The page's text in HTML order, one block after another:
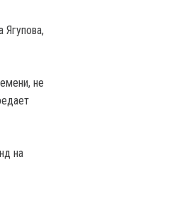
не
на